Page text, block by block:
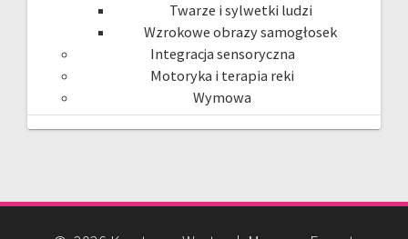
Twarze i sylwetki ludzi
Wzrokowe obrazy samogłosek
Integracja sensoryczna
Motoryka i terapia reki
Wymowa